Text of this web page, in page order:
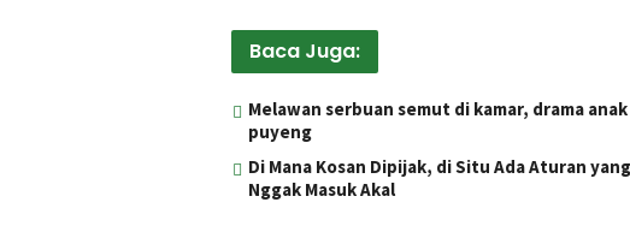
Baca Juga:
Melawan serbuan semut di kamar, drama
puyeng
Di Mana Kosan Dipijak, di Situ Ada Aturan
Nggak Masuk Akal